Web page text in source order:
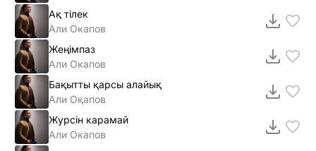
Ақ тiлек
Али Окапов
Жеңімпаз
Али Окапов
Бақытты қарсы алайық
Али Оқапов
Журсiн карамай
Али Окапов